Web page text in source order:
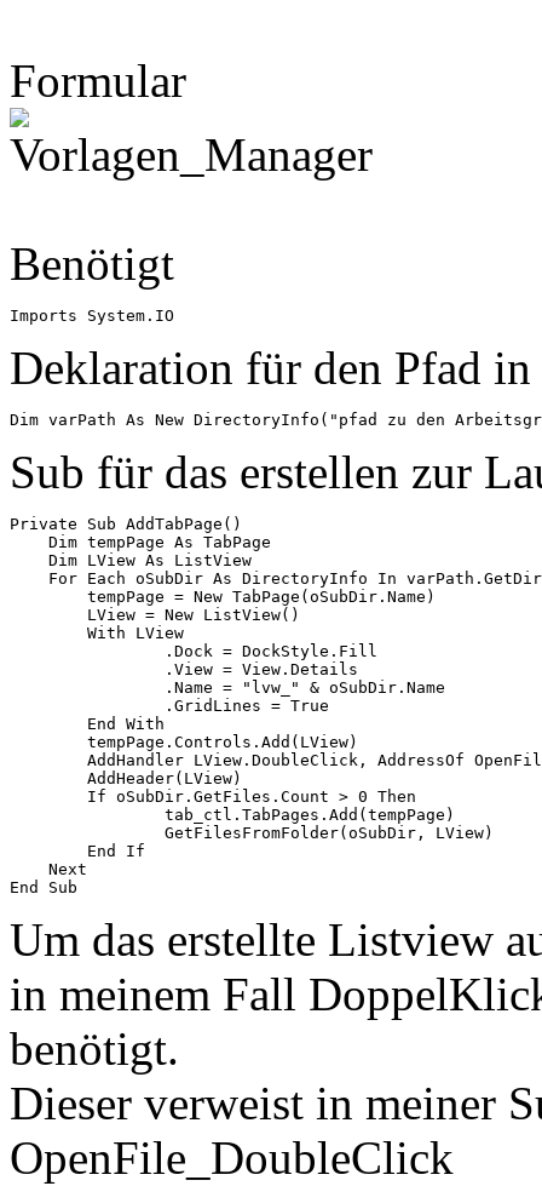
Formular
Benötigt
Imports System.IO
Deklaration für den Pfad in
Sub für das erstellen zur
Private Sub AddTabPage()
    Dim tempPage As TabPage
    Dim LView As ListView
For Each oSubDir As DirectoryInfo In
        tempPage = New TabPage(oSubDir.Name)
        LView = New ListView()
        With LView
                .Dock = DockStyle.Fill
                .View = View.Details
                .Name = "lvw_" & oSubDir.Name
                .GridLines = True
        End With
        tempPage.Controls.Add(LView)
AddHandler LView.DoubleClick, AddressOf
        AddHeader(LView)
        If oSubDir.GetFiles.Count > 0 Then
                tab_ctl.TabPages.Add(tempPage)
                GetFilesFromFolder(oSubDir, LView)
        End If
    Next
End Sub
Um das erstellte Listview
in meinem Fall
benötigt.
Dieser verweist in meiner
OpenFile_DoubleClick